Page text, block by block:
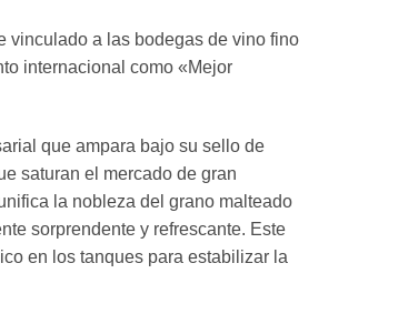
vinculado a las bodegas de vino fino
internacional como «Mejor
que ampara bajo su sello de
saturan el mercado de gran
la nobleza del grano malteado
sorprendente y refrescante. Este
en los tanques para estabilizar la